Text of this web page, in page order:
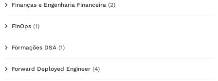
Finanças e Engenharia Financeira (2)
FinOps (1)
Formações DSA (1)
Forward Deployed Engineer (4)